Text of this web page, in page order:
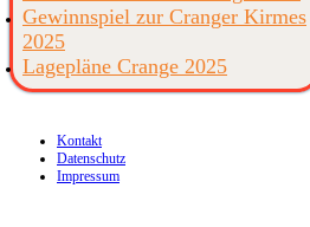
Gewinnspiel zur Cranger Kirmes
2025
Lagepläne Crange 2025
Kontakt
Datenschutz
Impressum